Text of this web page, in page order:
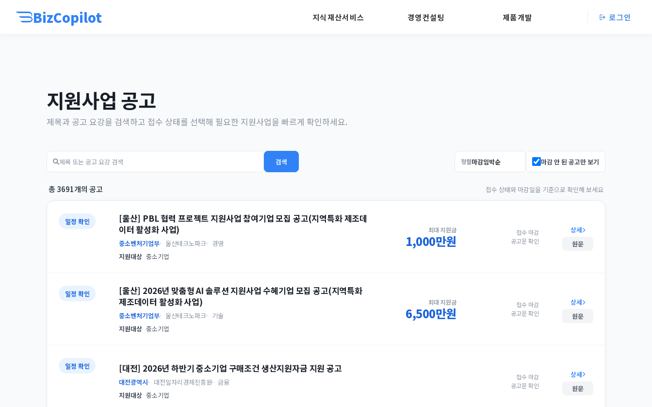
BizCopilot 지식재산서비스 경영컨설팅 제품개발 로그인
지원사업 공고
제목과 공고 요강을 검색하고 접수 상태를 선택해 필요한 지원사업을 빠르게 확인하세요.
검색 정렬 마감 안 된 공고만 보기
총 3691개의 공고 접수 상태와 마감일을 기준으로 확인해 보세요
일정 확인
[울산] PBL 협력 프로젝트 지원사업 참여기업 모집 공고(지역특화 제조데
이터 활성화 사업)
중소벤처기업부 울산테크노파크
경영
지원대상 중소기업
최대 지원금
1,000만원
접수 마감
공고문 확인
상세
원문
일정 확인
[울산] 2026년 맞춤형 AI 솔루션 지원사업 수혜기업 모집 공고(지역특화
제조데이터 활성화 사업)
중소벤처기업부 울산테크노파크
기술
지원대상 중소기업
최대 지원금
6,500만원
접수 마감
공고문 확인
상세
원문
일정 확인 [대전] 2026년 하반기 중소기업 구매조건 생산지원자금 지원 공고
대전광역시 대전일자리경제진흥원
금융
지원대상 중소기업
접수 마감
공고문 확인
상세
원문